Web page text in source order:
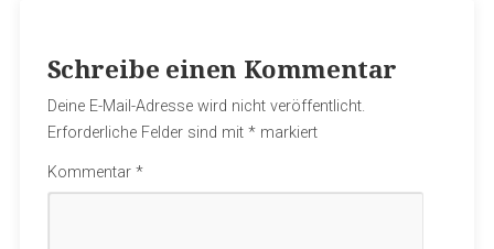
Schreibe einen Kommentar
Deine E-Mail-Adresse wird nicht veröffentlicht.
Erforderliche Felder sind mit *markiert
Kommentar *